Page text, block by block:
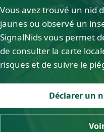
Vous avez trouvé un nid
jaunes ou observé un
SignalNids vous permet
de consulter la carte
risques et de suivre le
Déclarer un